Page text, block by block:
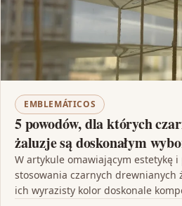
EMBLEMÁTICOS
5 powodów, dla których
żaluzje są doskonałym
wnętrza
W artykule omawiającym estetykę
stosowania czarnych drewnianych
ich wyrazisty kolor doskonale